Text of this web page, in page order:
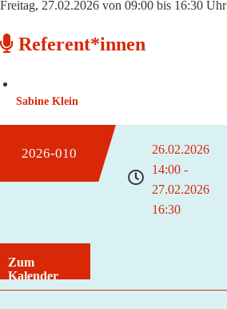
Freitag, 27.02.2026 von 09:00 bis 16:30 Uhr
Referent*innen
Sabine Klein
2026-010
26.02.2026
14:00 -
27.02.2026
16:30
Zum
Kalender
hinzufügen